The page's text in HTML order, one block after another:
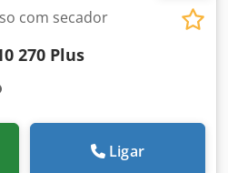
com secador
270 Plus
Ligar